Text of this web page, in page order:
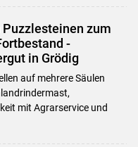
zum
-
in Grödig
auf mehrere Säulen
mit Agrarservice und